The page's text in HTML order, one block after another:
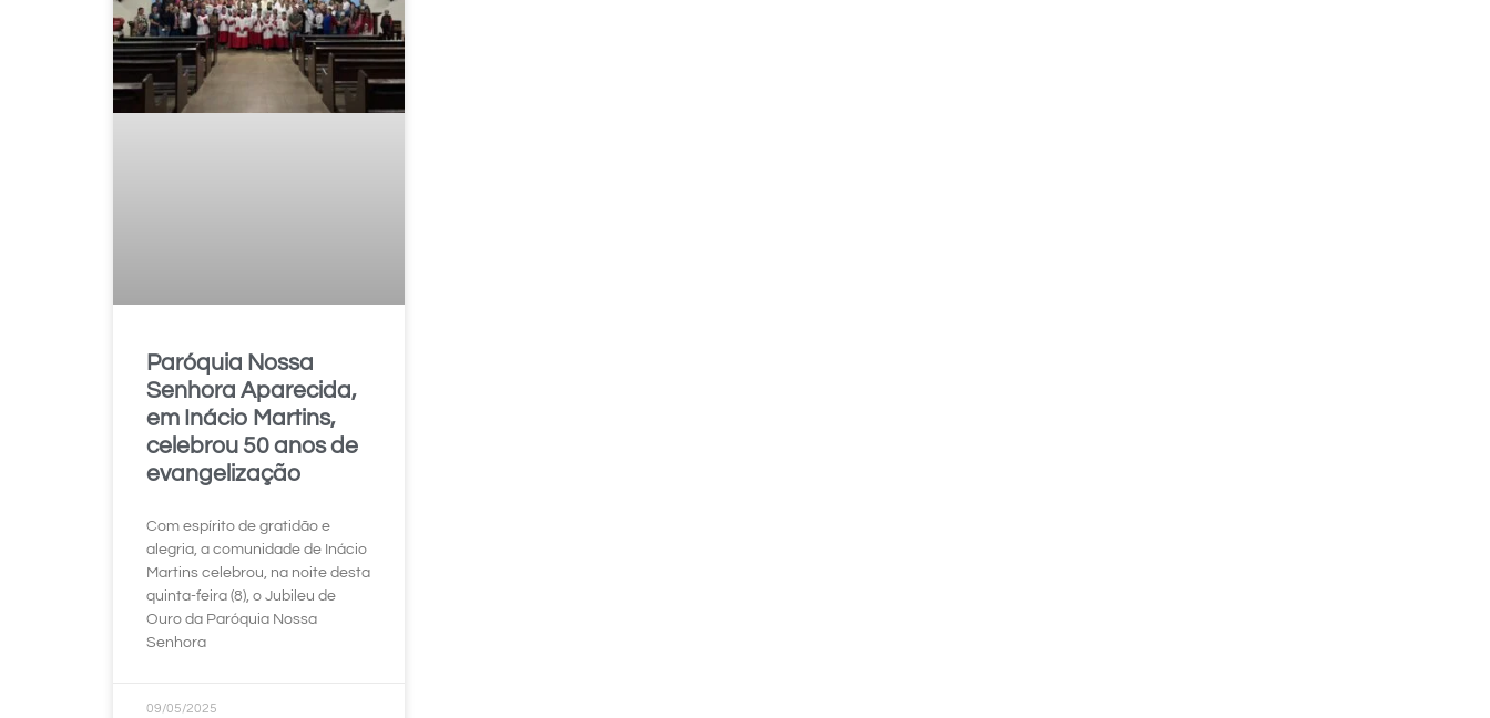
Paróquia Nossa
Senhora Aparecida,
em Inácio Martins,
celebrou 50 anos de
evangelização
Com espírito de gratidão e
alegria, a comunidade de Inácio
Martins celebrou, na noite desta
quinta-feira (8), o Jubileu de
Ouro da Paróquia Nossa
Senhora
09/05/2025